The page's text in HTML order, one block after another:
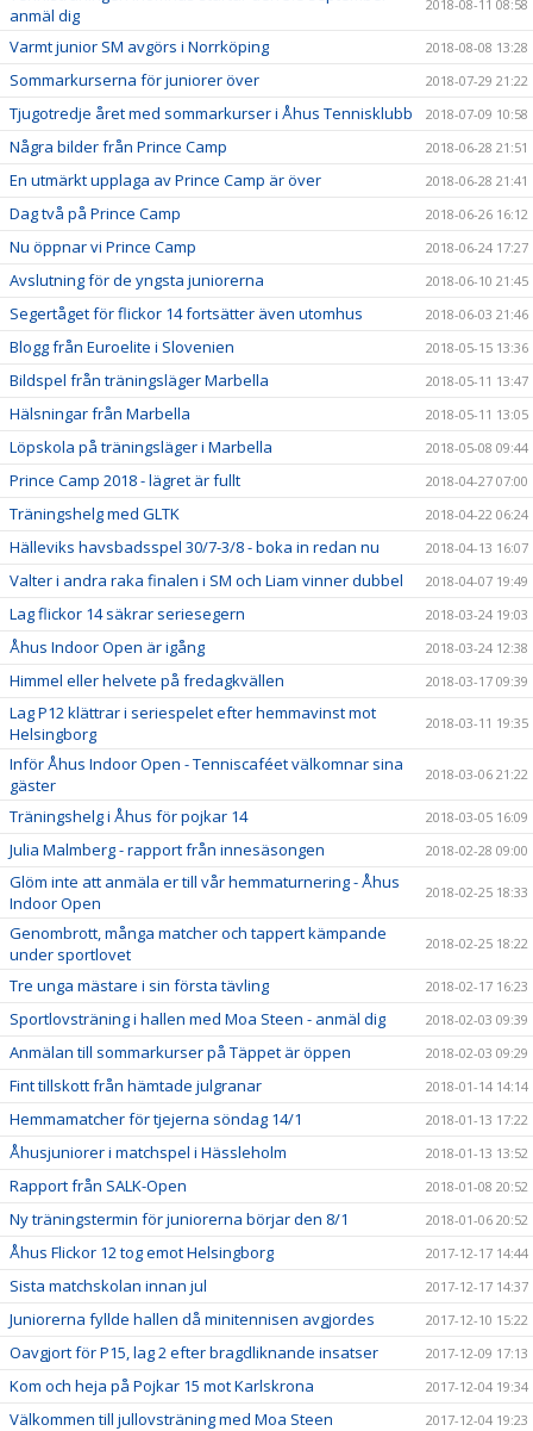
anmäl dig
2018-08-11 08:58
Varmt junior SM avgörs i Norrköping 2018-08-08 13:28
Sommarkurserna för juniorer över 2018-07-29 21:22
Tjugotredje året med sommarkurser i Åhus Tennisklubb 2018-07-09 10:58
Några bilder från Prince Camp 2018-06-28 21:51
En utmärkt upplaga av Prince Camp är över 2018-06-28 21:41
Dag två på Prince Camp 2018-06-26 16:12
Nu öppnar vi Prince Camp 2018-06-24 17:27
Avslutning för de yngsta juniorerna 2018-06-10 21:45
Segertåget för flickor 14 fortsätter även utomhus 2018-06-03 21:46
Blogg från Euroelite i Slovenien 2018-05-15 13:36
Bildspel från träningsläger Marbella 2018-05-11 13:47
Hälsningar från Marbella 2018-05-11 13:05
Löpskola på träningsläger i Marbella 2018-05-08 09:44
Prince Camp 2018 - lägret är fullt 2018-04-27 07:00
Träningshelg med GLTK 2018-04-22 06:24
Hälleviks havsbadsspel 30/7-3/8 - boka in redan nu 2018-04-13 16:07
Valter i andra raka finalen i SM och Liam vinner dubbel 2018-04-07 19:49
Lag flickor 14 säkrar seriesegern 2018-03-24 19:03
Åhus Indoor Open är igång 2018-03-24 12:38
Himmel eller helvete på fredagkvällen 2018-03-17 09:39
Lag P12 klättrar i seriespelet efter hemmavinst mot
Helsingborg
2018-03-11 19:35
Inför Åhus Indoor Open - Tenniscaféet välkomnar sina
gäster
2018-03-06 21:22
Träningshelg i Åhus för pojkar 14 2018-03-05 16:09
Julia Malmberg - rapport från innesäsongen 2018-02-28 09:00
Glöm inte att anmäla er till vår hemmaturnering - Åhus
Indoor Open
2018-02-25 18:33
Genombrott, många matcher och tappert kämpande
under sportlovet
2018-02-25 18:22
Tre unga mästare i sin första tävling 2018-02-17 16:23
Sportlovsträning i hallen med Moa Steen - anmäl dig 2018-02-03 09:39
Anmälan till sommarkurser på Täppet är öppen 2018-02-03 09:29
Fint tillskott från hämtade julgranar 2018-01-14 14:14
Hemmamatcher för tjejerna söndag 14/1 2018-01-13 17:22
Åhusjuniorer i matchspel i Hässleholm 2018-01-13 13:52
Rapport från SALK-Open 2018-01-08 20:52
Ny träningstermin för juniorerna börjar den 8/1 2018-01-06 20:52
Åhus Flickor 12 tog emot Helsingborg 2017-12-17 14:44
Sista matchskolan innan jul 2017-12-17 14:37
Juniorerna fyllde hallen då minitennisen avgjordes 2017-12-10 15:22
Oavgjort för P15, lag 2 efter bragdliknande insatser 2017-12-09 17:13
Kom och heja på Pojkar 15 mot Karlskrona 2017-12-04 19:34
Välkommen till jullovsträning med Moa Steen 2017-12-04 19:23